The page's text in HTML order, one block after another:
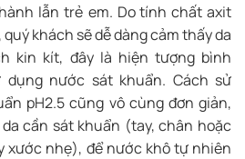
lẫn trẻ em. Do tính chất axit
khách sẽ dễ dàng cảm thấy da
kin kít, đây là hiện tượng bình
nước sát khuẩn. Cách sử
pH2.5 cũng vô cùng đơn giản,
cần sát khuẩn (tay, chân hoặc
xước nhẹ), để nước khô tự nhiên